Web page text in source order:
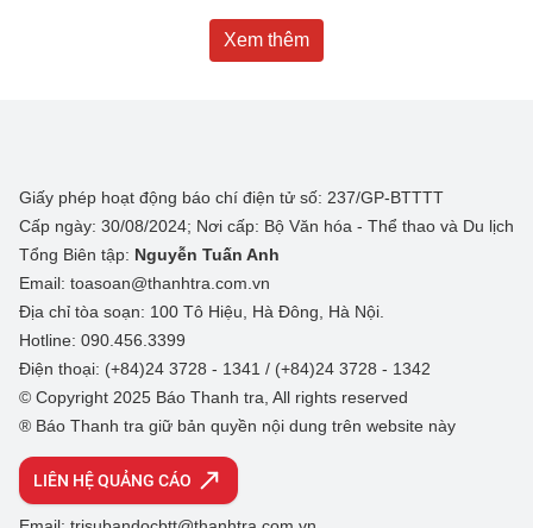
Xem thêm
Giấy phép hoạt động báo chí điện tử số: 237/GP-BTTTT
Cấp ngày: 30/08/2024; Nơi cấp: Bộ Văn hóa - Thể thao và Du lịch
Tổng Biên tập: Nguyễn Tuấn Anh
Email: toasoan@thanhtra.com.vn
Địa chỉ tòa soạn: 100 Tô Hiệu, Hà Đông, Hà Nội.
Hotline: 090.456.3399
Điện thoại: (+84)24 3728 - 1341 / (+84)24 3728 - 1342
© Copyright 2025 Báo Thanh tra, All rights reserved
® Báo Thanh tra giữ bản quyền nội dung trên website này
LIÊN HỆ QUẢNG CÁO